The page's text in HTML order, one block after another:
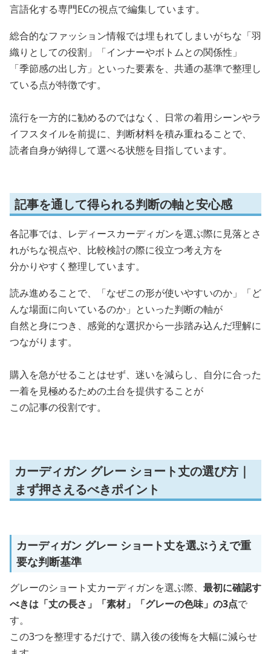
言語化する専門ECの視点で編集しています。
総合的なファッション情報では埋もれてしまいがちな「羽
織りとしての役割」「インナーやボトムとの関係性」
「季節感の出し方」といった要素を、共通の基準で整理し
ている点が特徴です。
流行を一方的に勧めるのではなく、日常の着用シーンやラ
イフスタイルを前提に、判断材料を積み重ねることで、
読者自身が納得して選べる状態を目指しています。
記事を通して得られる判断の軸と安心感
各記事では、レディースカーディガンを選ぶ際に見落とさ
れがちな視点や、比較検討の際に役立つ考え方を
分かりやすく整理しています。
読み進めることで、「なぜこの形が使いやすいのか」「ど
んな場面に向いているのか」といった判断の軸が
自然と身につき、感覚的な選択から一歩踏み込んだ理解に
つながります。
購入を急がせることはせず、迷いを減らし、自分に合った
一着を見極めるための土台を提供することが
この記事の役割です。
カーディガン グレー ショート丈の選び方｜
まず押さえるべきポイント
カーディガン グレー ショート丈を選ぶうえで重
要な判断基準
グレーのショート丈カーディガンを選ぶ際、 最初に確認す
べきは「丈の長さ」「素材」「グレーの色味」の3点で
す。
この3つを整理するだけで、購入後の後悔を大幅に減らせ